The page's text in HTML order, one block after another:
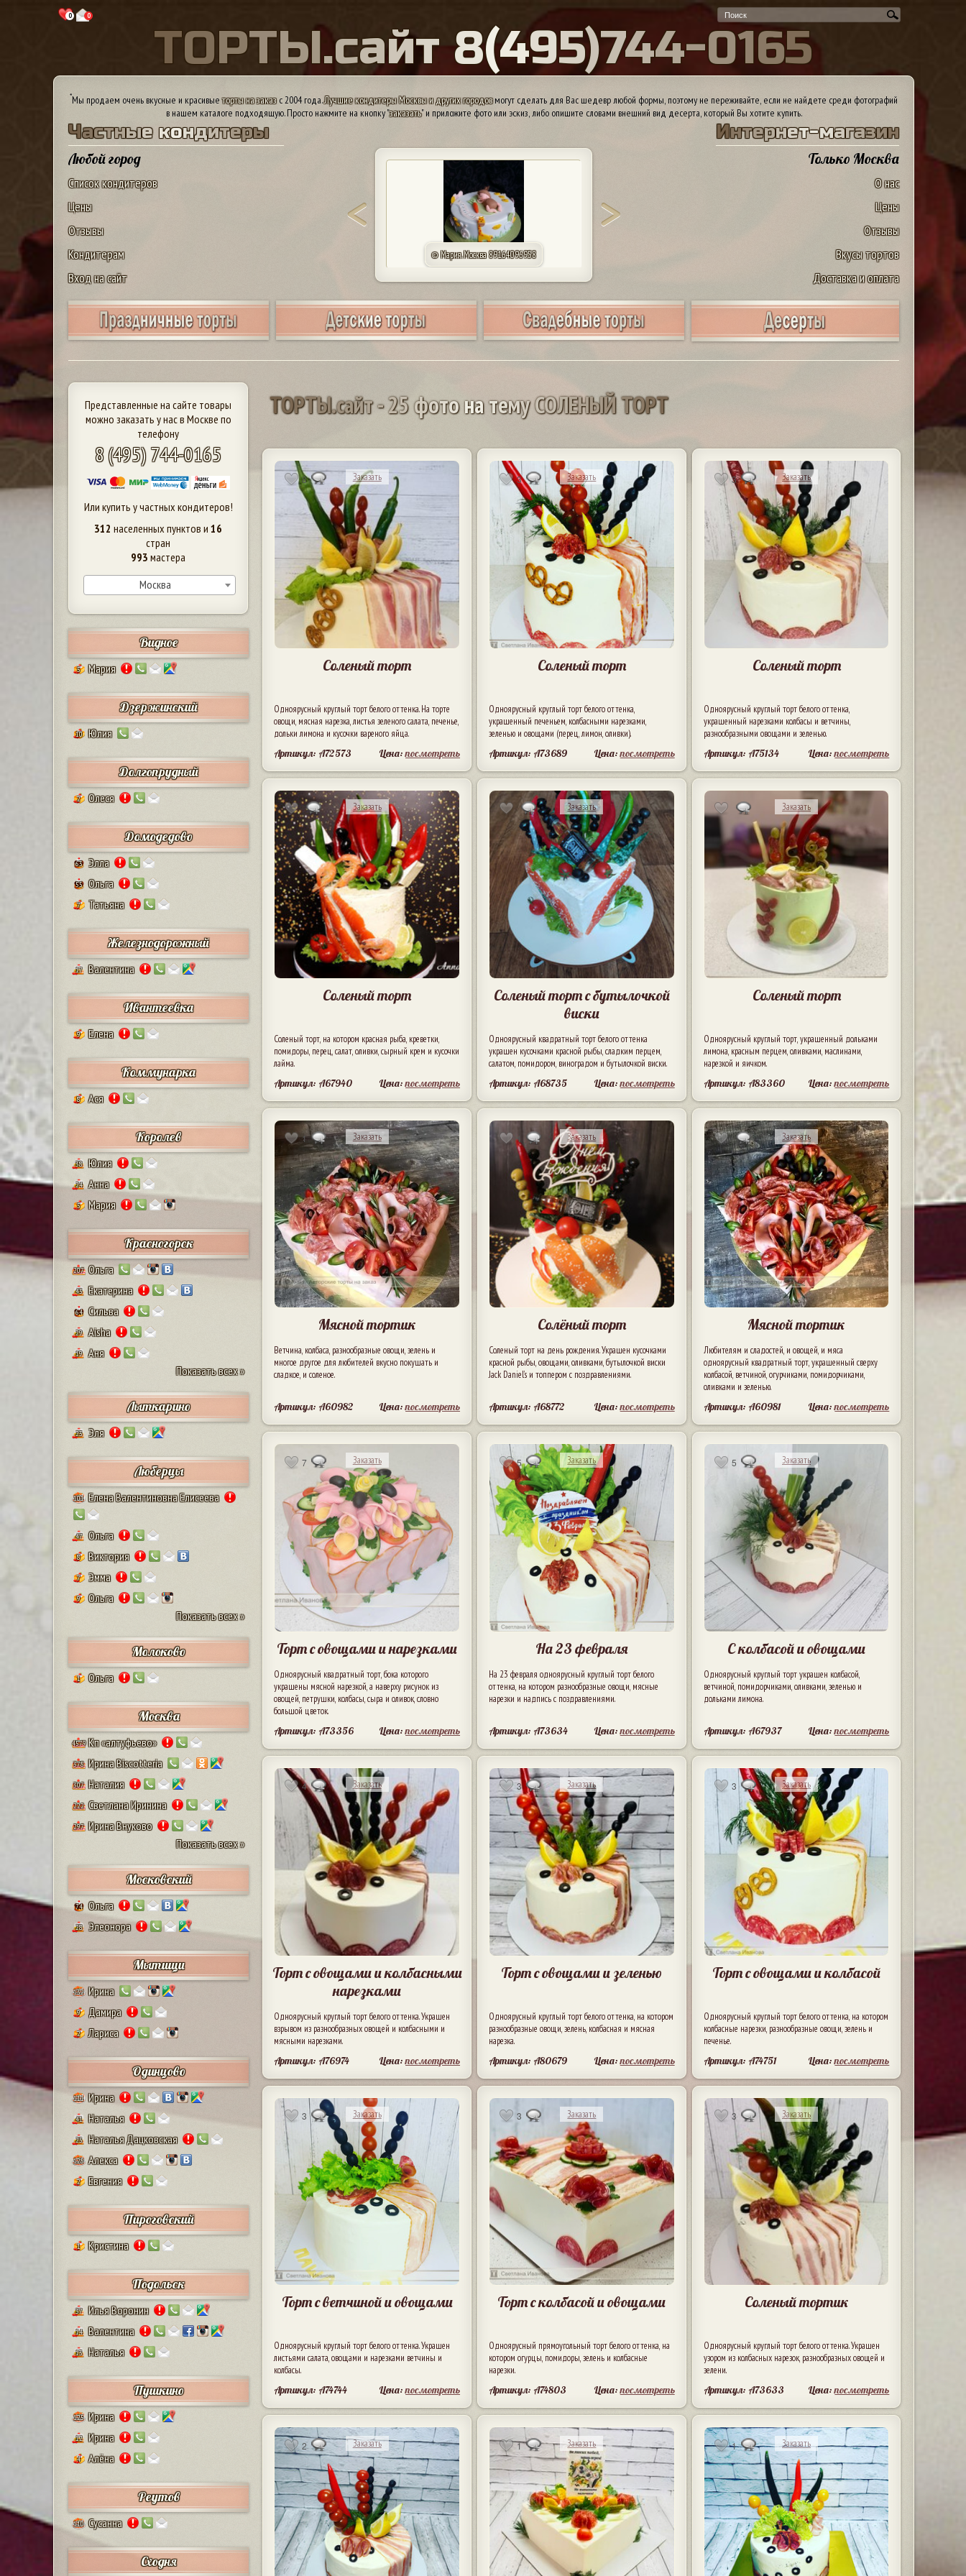
0 0
ТОРТЫ.сайт 8(495)744-0165
*Мы продаем очень вкусные и красивыеторты на заказс 2004 года.Лучшие кондитеры Москвы и других городовмогут сделать для Вас шедевр любой формы, поэтому не переживайте, если не найдете среди фотографий
в нашем каталоге подходящую. Просто нажмите на кнопку "заказать" и приложите фото или эскиз, либо опишите словами внешний вид десерта, который Вы хотите купить.
Частные кондитеры
Любой город
Список кондитеров
Цены
Отзывы
Кондитерам
Вход на сайт
Интернет-магазин
Только Москва
О нас
Цены
Отзывы
Вкусы тортов
Доставка и оплата
© Мария. Москва 89164096958
Представленные на сайте товары
можно заказать у нас в Москве по
телефону
8 (495) 744-0165
Или купить у частных кондитеров!
312 населенных пунктов и16
стран
993 мастера
Москва
Видное
5 Мария
Дзержинский
10 Юлия
Долгопрудный
2 Олеся
Домодедово
63 Элла
55 Ольга
7 Татьяна
Железнодорожный
17 Валентина
Ивантеевка
9 Елена
Коммунарка
8 Ася
Королев
38 Юлия
24 Анна
5 Мария
Красногорск
207 Ольга
43 Екатерина
64 Сильва
29 Aisha
19
Аня
Показать всех »
Лыткарино
23 Эля
Люберцы
101 Елена Валентиновна Елисеева
47 Ольга
8 Виктория
7 Эмма
9
Ольга
Показать всех »
Молоково
1 Ольга
Москва
4579 Кп «алтуфьево»
378 Ирина Biscotteria
307 Наталия
222 Светлана Иринина
297 Ирина Внуково
Показать всех »
Московский
74 Ольга
28 Элеонора
Мытищи
132 Ирина
9 Дамира
2 Лариса
Одинцово
111 Ирина
41 Наталья
25 Наталья Дацковская
128 Алекса
2 Евгения
Пироговский
1 Кристина
Подольск
37 Илья Воронин
14 Валентина
13 Наталья
Пушкино
125 Ирина
12 Ирина
4 Алёна
Реутов
110 Сусанна
Сходня
ТОРТЫ.сайт-25фотонатемуСОЛЕНЫЙТОРТ
8 Заказать
Соленый торт
Одноярусный круглый торт белого оттенка. На торте
овощи, мясная нарезка, листья зеленого салата, печенье,
дольки лимона и кусочки вареного яйца.
Артикул: A72573 Цена:посмотреть
3 Заказать
Соленый торт
Одноярусный круглый торт белого оттенка,
украшенный печеньем, колбасными нарезками,
зеленью и овощами (перец, лимон, оливки).
Артикул: A73689 Цена:посмотреть
3 Заказать
Соленый торт
Одноярусный круглый торт белого оттенка,
украшенный нарезками колбасы и ветчины,
разнообразными овощами и зеленью.
Артикул: A75134 Цена:посмотреть
Заказать
Соленый торт
Соленый торт, на котором красная рыба, креветки,
помидоры, перец, салат, оливки, сырный крем и кусочки
лайма.
Артикул: A67940 Цена:посмотреть
Заказать
Соленый торт с бутылочкой
виски
Одноярусный квадратный торт белого оттенка
украшен кусочками красной рыбы, сладким перцем,
салатом, помидором, виноградом и бутылочкой виски.
Артикул: A68735 Цена:посмотреть
Заказать
Соленый торт
Одноярусный круглый торт, украшенный дольками
лимона, красным перцем, оливками, маслинами,
нарезкой и яичком.
Артикул: A83360 Цена:посмотреть
1 Заказать
Мясной тортик
Ветчина, колбаса, разнообразные овощи, зелень и
многое другое для любителей вкусно покушать и
сладкое, и соленое.
Артикул: A60982 Цена:посмотреть
1 Заказать
Солёный торт
Соленый торт на день рождения. Украшен кусочками
красной рыбы, овощами, оливками, бутылочкой виски
Jack Daniel’s и топпером с поздравлениями.
Артикул: A68772 Цена:посмотреть
Заказать
Мясной тортик
Любителям и сладостей, и овощей, и мяса
одноярусный квадратный торт, украшенный сверху
колбасой, ветчиной, огурчиками, помидорчиками,
оливками и зеленью.
Артикул: A60981 Цена:посмотреть
7 Заказать
Торт с овощами и нарезками
Одноярусный квадратный торт, бока которого
украшены мясной нарезкой, а наверху рисунок из
овощей, петрушки, колбасы, сыра и оливок, словно
большой цветок.
Артикул: A73356 Цена:посмотреть
5 Заказать
На 23 февраля
На 23 февраля одноярусный круглый торт белого
оттенка, на котором разнообразные овощи, мясные
нарезки и надпись с поздравлениями.
Артикул: A73634 Цена:посмотреть
5 Заказать
С колбасой и овощами
Одноярусный круглый торт украшен колбасой,
ветчиной, помидорчиками, оливками, зеленью и
дольками лимона.
Артикул: A67937 Цена:посмотреть
4 Заказать
Торт с овощами и колбасными
нарезками
Одноярусный круглый торт белого оттенка. Украшен
взрывом из разнообразных овощей и колбасными и
мясными нарезками.
Артикул: A76974 Цена:посмотреть
3 Заказать
Торт с овощами и зеленью
Одноярусный круглый торт белого оттенка, на котором
разнообразные овощи, зелень, колбасная и мясная
нарезка.
Артикул: A80679 Цена:посмотреть
3 Заказать
Торт с овощами и колбасой
Одноярусный круглый торт белого оттенка, на котором
колбасные нарезки, разнообразные овощи, зелень и
печенье.
Артикул: A74751 Цена:посмотреть
3 Заказать
Торт с ветчиной и овощами
Одноярусный круглый торт белого оттенка. Украшен
листьями салата, овощами и нарезками ветчины и
колбасы.
Артикул: A74744 Цена:посмотреть
3 Заказать
Торт с колбасой и овощами
Одноярусный прямоугольный торт белого оттенка, на
котором огурцы, помидоры, зелень и колбасные
нарезки.
Артикул: A74803 Цена:посмотреть
3 Заказать
Соленый тортик
Одноярусный круглый торт белого оттенка. Украшен
узором из колбасных нарезок, разнообразных овощей и
зелени.
Артикул: A73633 Цена:посмотреть
2 Заказать 1 Заказать 1 Заказать